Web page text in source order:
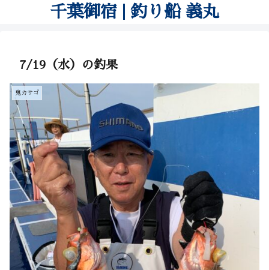
千葉御宿 | 釣り船 義丸
7/19（水）の釣果
鬼カサゴ